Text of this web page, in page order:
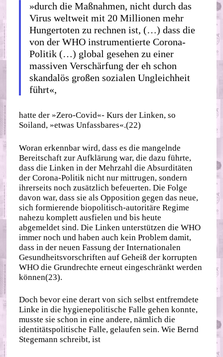
»durch die Maßnahmen, nicht durch das
Virus weltweit mit 20 Millionen mehr
Hungertoten zu rechnen ist, (…) dass die
von der WHO instrumentierte Corona‐​
Politik (…) global gesehen zu einer
massiven Verschärfung der eh schon
skandalös großen sozialen Ungleichheit
führt«,
hatte der »Zero‐​Covid«- Kurs der Linken, so
Soiland, »etwas Unfassbares«.(22)
Woran erkennbar wird, dass es die mangelnde
Bereitschaft zur Aufklärung war, die dazu führte,
dass die Linken in der Mehrzahl die Absurditäten
der Corona‐​Politik nicht nur mittrugen, sondern
ihrerseits noch zusätzlich befeuerten. Die Folge
davon war, dass sie als Opposition gegen das neue,
sich formierende biopolitisch‐​autoritäre Regime
nahezu komplett ausfielen und bis heute
abgemeldet sind. Die Linken unterstützen die WHO
immer noch und haben auch kein Problem damit,
dass in der neuen Fassung der Internationalen
Gesundheitsvorschriften auf Geheiß der korrupten
WHO die Grundrechte erneut eingeschränkt werden
können(23).
Doch bevor eine derart von sich selbst entfremdete
Linke in die hygienepolitische Falle gehen konnte,
musste sie schon in eine andere, nämlich die
identitätspolitische Falle, gelaufen sein. Wie Bernd
Stegemann schreibt, ist